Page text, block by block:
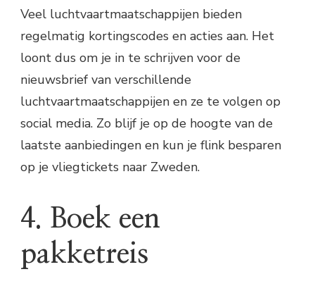
Veel luchtvaartmaatschappijen bieden
regelmatig kortingscodes en acties aan. Het
loont dus om je in te schrijven voor de
nieuwsbrief van verschillende
luchtvaartmaatschappijen en ze te volgen op
social media. Zo blijf je op de hoogte van de
laatste aanbiedingen en kun je flink besparen
op je vliegtickets naar Zweden.
4. Boek een
pakketreis